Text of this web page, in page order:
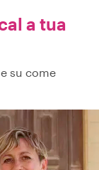
a tua
su come